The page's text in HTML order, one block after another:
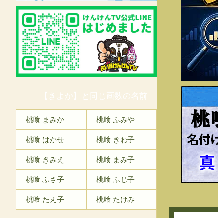
【きよか】と同じ画数の名前
桃喰 まみか 桃喰 ふみや
桃喰 はかせ 桃喰 きわ子
桃喰 きみえ 桃喰 まみ子
桃喰 ふさ子 桃喰 ふじ子
桃喰 たえ子 桃喰 たけみ
桃